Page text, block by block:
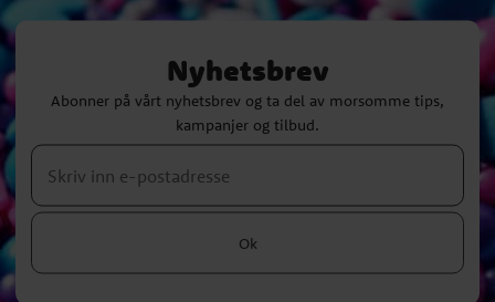
Nyhetsbrev
Abonner på vårt nyhetsbrev og ta del av morsomme tips,
kampanjer og tilbud.
Ok